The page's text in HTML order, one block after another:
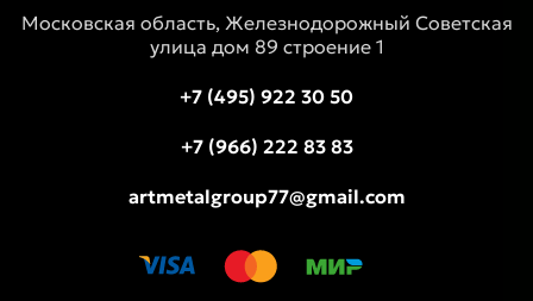
Московская область, Железнодорожный Советская
улица дом 89 строение 1
+7 (495) 922 30 50
+7 (966) 222 83 83
artmetalgroup77@gmail.com